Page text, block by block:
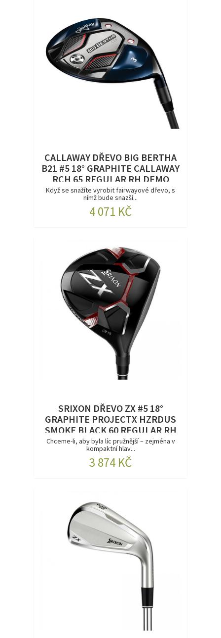
CALLAWAY DŘEVO BIG BERTHA
B21 #5 18° GRAPHITE CALLAWAY
RCH 65 REGULAR RH DEMO
Když se snažíte vyrobit fairwayové dřevo, s
nímž bude snazší...
4 071 KČ
SRIXON DŘEVO ZX #5 18°
GRAPHITE PROJECTX HZRDUS
SMOKE BLACK 60 REGULAR RH
DEMO
Chceme-li, aby byla líc pružnější – zejména v
kompaktní hlav...
3 874 KČ